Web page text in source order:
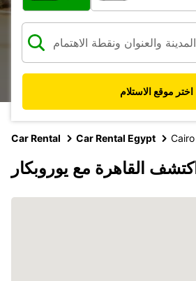
اختر موقع الاستلام
Car Rental Car Rental Egypt Cairo
اكتشف القاهرة مع يوروبكار